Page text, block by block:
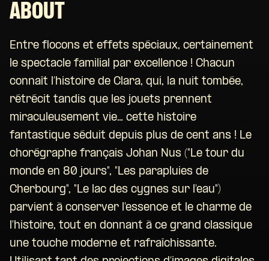
ABOUT
Entre flocons et effets spéciaux, certainement
le spectacle familial par excellence ! Chacun
connaît l’histoire de Clara, qui, la nuit tombée,
rétrécit tandis que les jouets prennent
miraculeusement vie… cette histoire
fantastique séduit depuis plus de cent ans ! Le
chorégraphe français Johan Nus ("Le tour du
monde en 80 jours", "Les parapluies de
Cherbourg", "Le lac des cygnes sur l'eau")
parvient à conserver l'essence et le charme de
l'histoire, tout en donnant à ce grand classique
une touche moderne et rafraîchissante.